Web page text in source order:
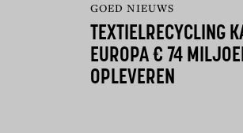
GOED NIEUWS
TEXTIELRECYCLING
EUROPA € 74
OPLEVEREN